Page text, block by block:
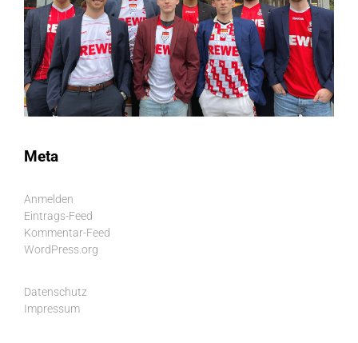
Meta
Anmelden
Eintrags-Feed
Kommentar-Feed
WordPress.org
Datenschutz
Impressum